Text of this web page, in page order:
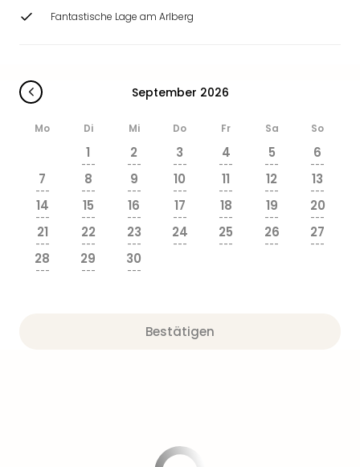
Fantastische Lage am Arlberg
September 2026
Mo Di Mi Do Fr Sa So
1
---
2
---
3
---
4
---
5
---
6
---
7
---
8
---
9
---
10
---
11
---
12
---
13
---
14
---
15
---
16
---
17
---
18
---
19
---
20
---
21
---
22
---
23
---
24
---
25
---
26
---
27
---
28
---
29
---
30
---
Bestätigen